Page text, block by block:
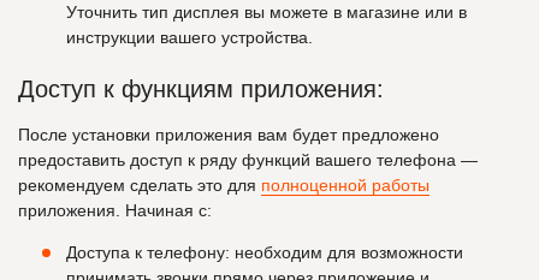
Уточнить тип дисплея вы можете в магазине или в
инструкции вашего устройства.
Доступ к функциям приложения:
После установки приложения вам будет предложено
предоставить доступ к ряду функций вашего телефона —
рекомендуем сделать это для полноценной работы
приложения. Начиная с:
Доступа к телефону: необходим для возможности